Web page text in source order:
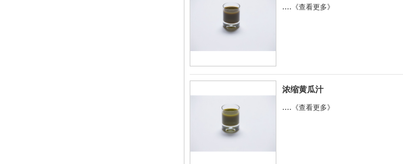
.... 《查看更多》
浓缩黄瓜汁
.... 《查看更多》